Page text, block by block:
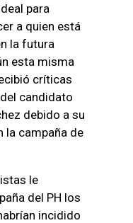
para
a quien está
la futura
esta misma
críticas
candidato
debido a su
la campaña de
le
del PH los
incidido